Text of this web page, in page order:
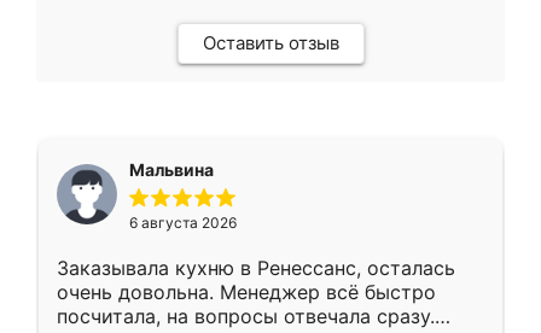
Оставить отзыв
Мальвина
6 августа 2026
Заказывала кухню в Ренессанс, осталась
очень довольна. Менеджер всё быстро
посчитала, на вопросы отвечала сразу.